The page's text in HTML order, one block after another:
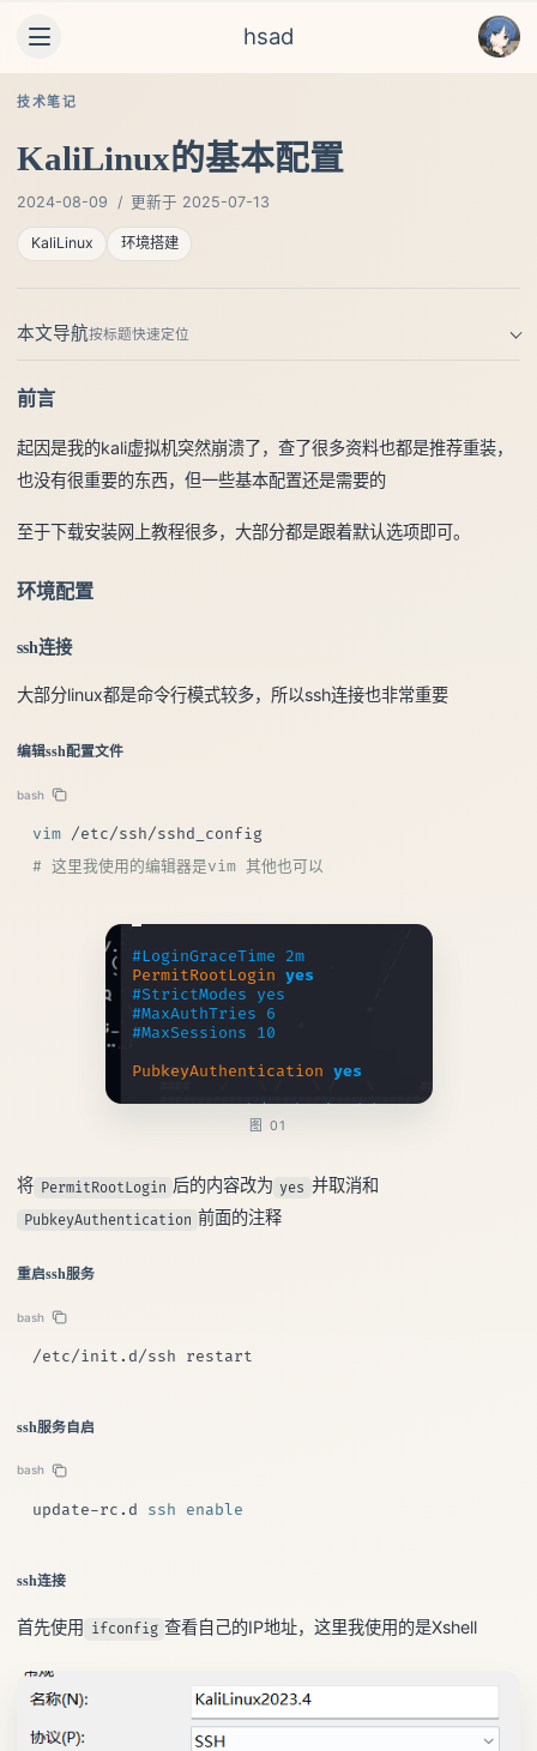
hsad
技术笔记
KaliLinux的基本配置
2024-08-09 / 更新于 2025-07-13
KaliLinux 环境搭建
本文导航按标题快速定位
前言
起因是我的kali虚拟机突然崩溃了，查了很多资料也都是推荐重装，
也没有很重要的东西，但一些基本配置还是需要的
至于下载安装网上教程很多，大部分都是跟着默认选项即可。
环境配置
ssh连接
大部分linux都是命令行模式较多，所以ssh连接也非常重要
编辑ssh配置文件
bash
vim
# 这里我使用的编辑器是vim 其他也可以
图 01
将 PermitRootLogin 后的内容改为 yes 并取消和
PubkeyAuthentication 前面的注释
重启ssh服务
bash
/etc/init.d/ssh restart
ssh服务自启
bash
update-rc.d ssh enable
ssh连接
首先使用 ifconfig 查看自己的IP地址，这里我使用的是Xshell